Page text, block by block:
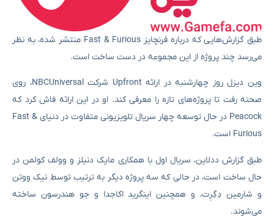
طبق گزارش‌هایی که درباره فرنچایز Fast & Furious منتشر شده، به نظر
می‌رسد چند پروژه از این مجموعه در دست ساخت است.
وین دیزل روز چهارشنبه در ارائه Upfront شرکت NBCUniversal، روی
صحنه رفت تا پروژه‌های تازه را معرفی کند. او در این ارائه فاش کرد که
Peacock در حال توسعه چهار سریال تلویزیونی متفاوت در دنیای Fast &
Furious است.
طبق گزارش ددلاین، سریال اول با همکاری مایک دنیلز و وولف کولمن در
حال ساخت است، در حالی که سه پروژه دیگر به ترتیب توسط نیک ووتن
و شارمین دِگِرِت، و همچنین اینگرید اکاجدا و جو هندرسون ساخته
می‌شوند.